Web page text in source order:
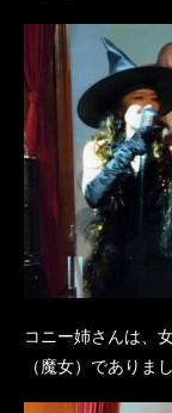
コニー姉さんは、
（魔女）でありま